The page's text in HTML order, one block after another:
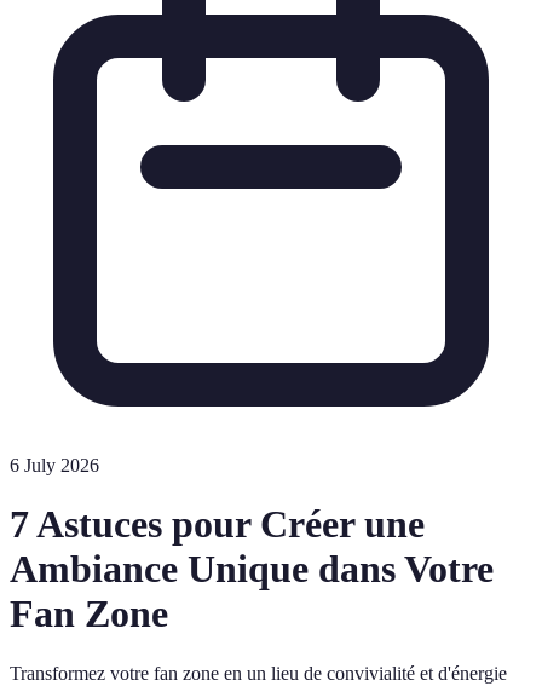
6 July 2026
7 Astuces pour Créer une
Ambiance Unique dans Votre
Fan Zone
Transformez votre fan zone en un lieu de convivialité et d'énergie